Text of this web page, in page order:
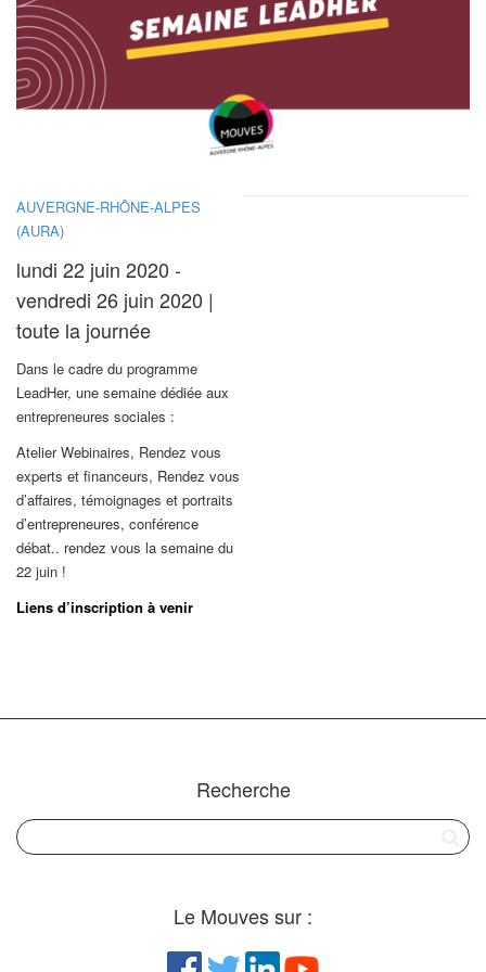
AUVERGNE-RHÔNE-ALPES
(AURA)
lundi 22 juin 2020 -
vendredi 26 juin 2020 |
toute la journée
Dans le cadre du programme
LeadHer, une semaine dédiée aux
entrepreneures sociales :
Atelier Webinaires, Rendez vous
experts et financeurs, Rendez vous
d’affaires, témoignages et portraits
d’entrepreneures, conférence
débat.. rendez vous la semaine du
22 juin !
Liens d’inscription à venir
Recherche
Le Mouves sur :